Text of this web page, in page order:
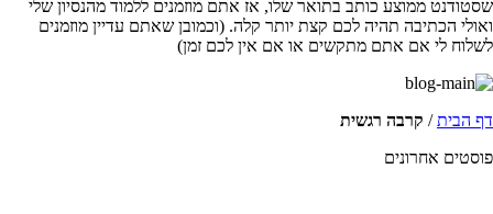
שסטודנט ממוצע כותב בתואר שלו, אז אתם מוזמנים ללמוד מהנסיון שלי
ואולי הכתיבה תהיה לכם קצת יותר קלה. (וכמובן שאתם עדיין מוזמנים
לשלוח לי אם אתם מתקשים או אם אין לכם זמן)
דף הבית/ קרבה רגשית
פוסטים אחרונים